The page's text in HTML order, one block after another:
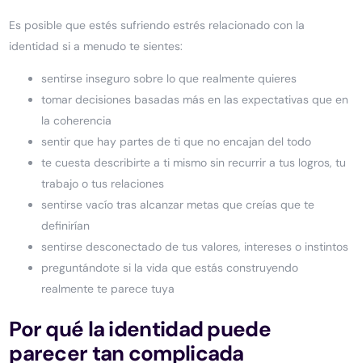
Es posible que estés sufriendo estrés relacionado con la
identidad si a menudo te sientes:
sentirse inseguro sobre lo que realmente quieres
tomar decisiones basadas más en las expectativas que en
la coherencia
sentir que hay partes de ti que no encajan del todo
te cuesta describirte a ti mismo sin recurrir a tus logros, tu
trabajo o tus relaciones
sentirse vacío tras alcanzar metas que creías que te
definirían
sentirse desconectado de tus valores, intereses o instintos
preguntándote si la vida que estás construyendo
realmente te parece tuya
Por qué la identidad puede
parecer tan complicada